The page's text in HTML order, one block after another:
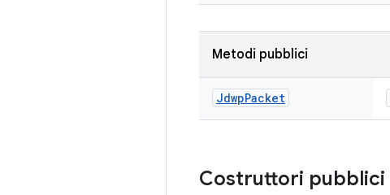
Metodi pubblici
JdwpPacket
Costruttori pubblici